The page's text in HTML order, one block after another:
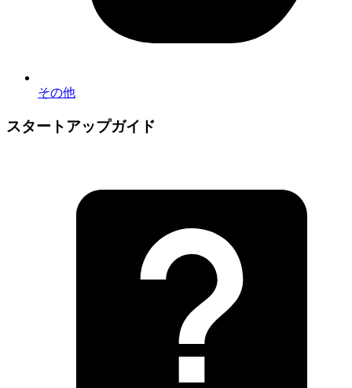
その他
スタートアップガイド